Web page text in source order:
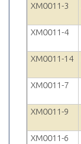
XM0011-3
XM0011-4
XM0011-14
XM0011-7
XM0011-9
XM0011-6